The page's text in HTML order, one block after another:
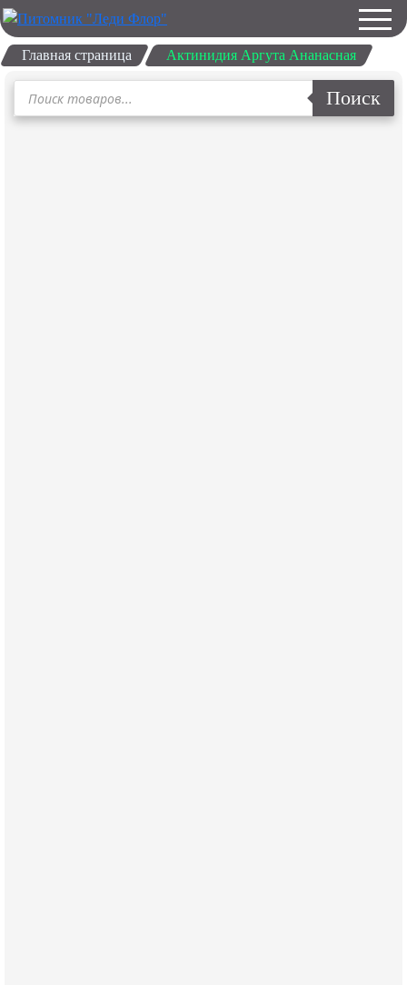
Главная страница Актинидия Аргута Ананасная
Поиск
товаров Поиск